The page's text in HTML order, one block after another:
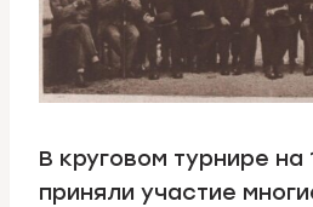
В круговом турнире на
приняли участие